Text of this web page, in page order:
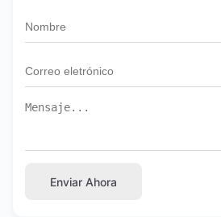
Enviar Ahora